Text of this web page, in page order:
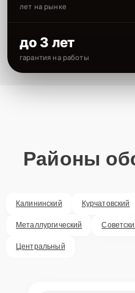
лет на рынке
до 3 лет
гарантия на работы
Районы
Калининский Курчатовский
Металлургический
Центральный